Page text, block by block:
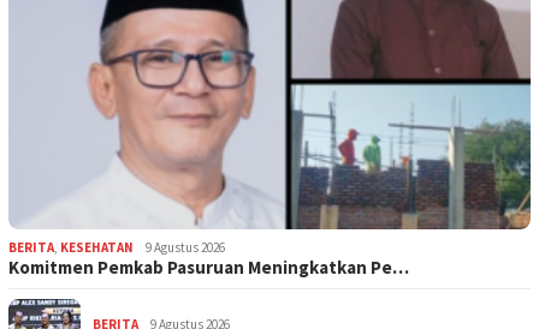
BERITA KESEHATAN 9 Agustus 2026
Komitmen Pemkab Pasuruan Meningkatkan Pe…
BERITA 9 Agustus 2026